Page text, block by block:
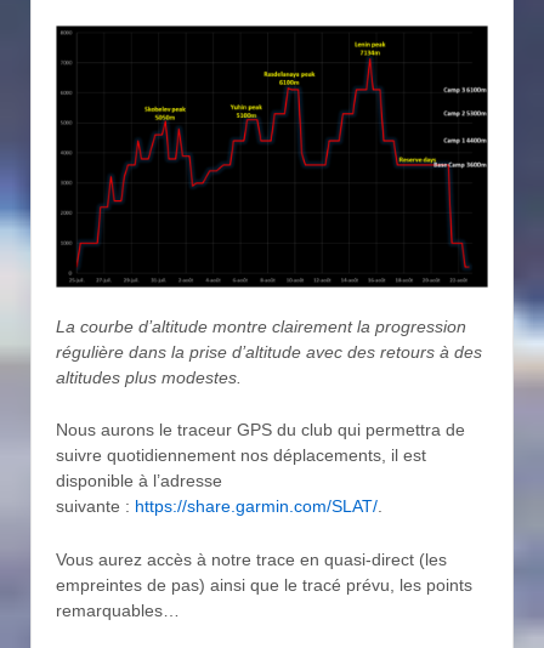
La courbe d’altitude montre clairement la progression
régulière dans la prise d’altitude avec des retours à des
altitudes plus modestes.
Nous aurons le traceur GPS du club qui permettra de
suivre quotidiennement nos déplacements, il est
disponible à l’adresse
suivante : https://share.garmin.com/SLAT/.
Vous aurez accès à notre trace en quasi-direct (les
empreintes de pas) ainsi que le tracé prévu, les points
remarquables…